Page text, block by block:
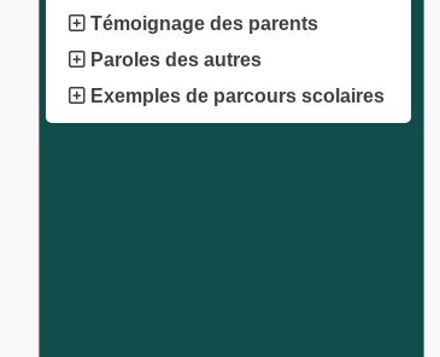
Témoignage des parents
Paroles des autres
Exemples de parcours scolaires